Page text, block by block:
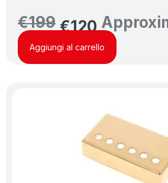
€199 €120
Aggiungi al carrello